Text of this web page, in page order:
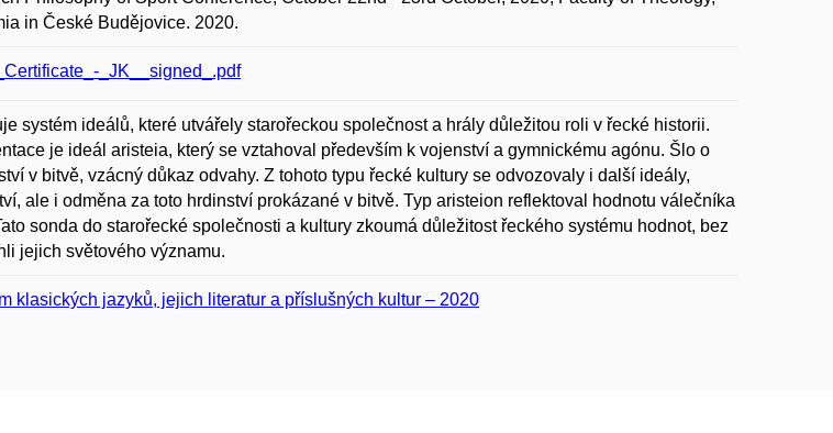
in České Budějovice. 2020.
_JK__signed_.pdf
systém ideálů, které utvářely starořeckou společnost a hrály důležitou roli v řecké historii.
je ideál aristeia, který se vztahoval především k vojenství a gymnickému agónu. Šlo o
v bitvě, vzácný důkaz odvahy. Z tohoto typu řecké kultury se odvozovaly i další ideály,
ale i odměna za toto hrdinství prokázané v bitvě. Typ aristeion reflektoval hodnotu válečníka
sonda do starořecké společnosti a kultury zkoumá důležitost řeckého systému hodnot, bez
jejich světového významu.
klasických jazyků, jejich literatur a příslušných kultur – 2020